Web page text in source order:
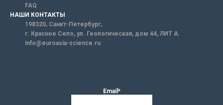
FAQ
НАШИ КОНТАКТЫ
198320, Санкт-Петербург,
г. Красное Село, ул. Геологическая, дом 44, ЛИТ А.
info@euroasia-science.ru
Email*